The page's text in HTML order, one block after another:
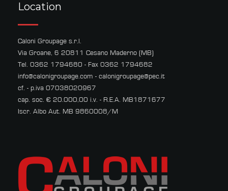
Location
Caloni Groupage s.r.l.
Via Groane, 6 20811 Cesano Maderno (MB)
Tel. 0362 1794680 - Fax 0362 1794682
info@calonigroupage.com - calonigroupage@pec.it
cf. - p.iva 07038020967
cap. soc. € 20.000,00 i.v. - R.E.A. MB1871677
Iscr. Albo Aut. MB 9860008/M